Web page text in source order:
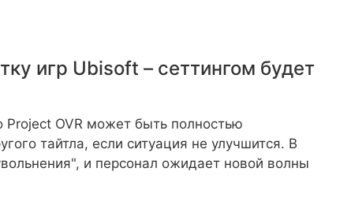
игр Ubisoft – сеттингом будет
Project OVR может быть полностью
тайтла, если ситуация не улучшится. В
и персонал ожидает новой волны